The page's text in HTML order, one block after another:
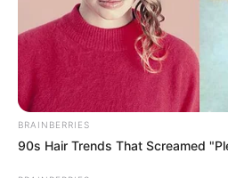
кордоні з Румунією затримали
якого намагалися провести
загальною вартістю близько
BRAINBERRIES
90s Hair Trends That Screamed